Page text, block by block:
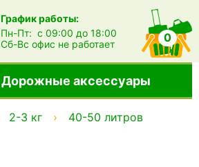
График работы:
Пн-Пт:с 09:00 до 18:00
Сб-Всофис не работает 0
Дорожные аксессуары
2-3 кг
40-50 литров